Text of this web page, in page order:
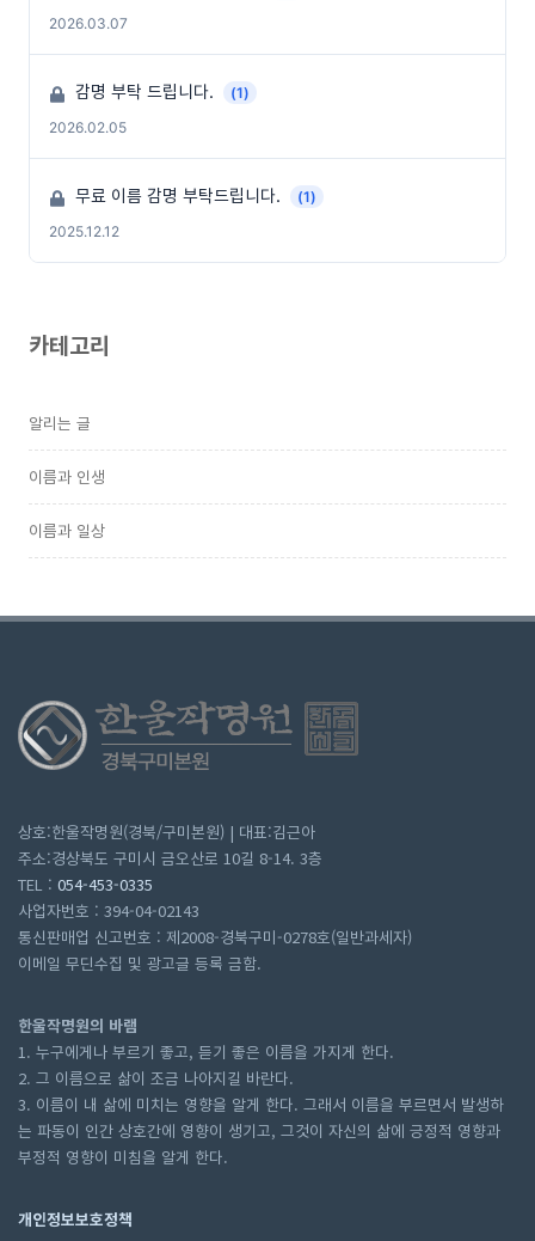
2026.03.07
감명 부탁 드립니다.
(1)
2026.02.05
무료 이름 감명 부탁드립니다.
(1)
2025.12.12
카테고리
알리는 글
이름과 인생
이름과 일상
상호:한울작명원(경북/구미본원) | 대표:김근아
주소:경상북도 구미시 금오산로 10길 8-14. 3층
TEL : 054-453-0335
사업자번호 : 394-04-02143
통신판매업 신고번호 : 제2008-경북구미-0278호(일반과세자)
이메일 무딘수집 및 광고글 등록 금함.
한울작명원의 바램
1. 누구에게나 부르기 좋고, 듣기 좋은 이름을 가지게 한다.
2. 그 이름으로 삶이 조금 나아지길 바란다.
3. 이름이 내 삶에 미치는 영향을 알게 한다. 그래서 이름을 부르면서 발생하
는 파동이 인간 상호간에 영향이 생기고, 그것이 자신의 삶에 긍정적 영향과
부정적 영향이 미침을 알게 한다.
개인정보보호정책